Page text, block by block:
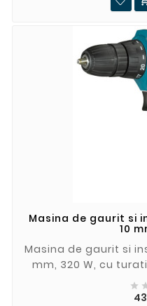
Masina de gaurit si
10
Masina de gaurit si
mm, 320 W, cu
